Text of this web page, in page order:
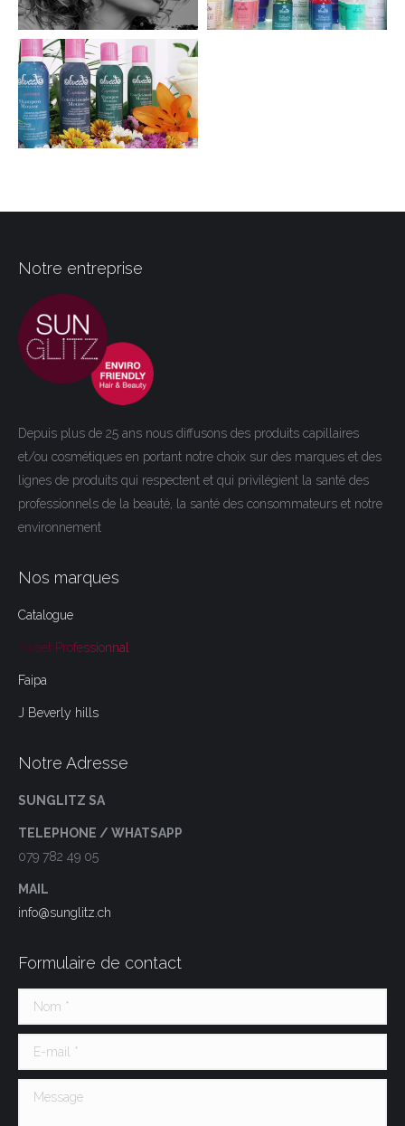
Notre entreprise
Depuis plus de 25 ans nous diffusons des produits capillaires
et/ou cosmétiques en portant notre choix sur des marques et des
lignes de produits qui respectent et qui privilégient la santé des
professionnels de la beauté, la santé des consommateurs et notre
environnement
Nos marques
Catalogue
Sweet Professionnal
Faipa
J Beverly hills
Notre Adresse
SUNGLITZ SA
TELEPHONE / WHATSAPP
079 782 49 05
MAIL
info@sunglitz.ch
Formulaire de contact
Nom *
E-mail *
Message